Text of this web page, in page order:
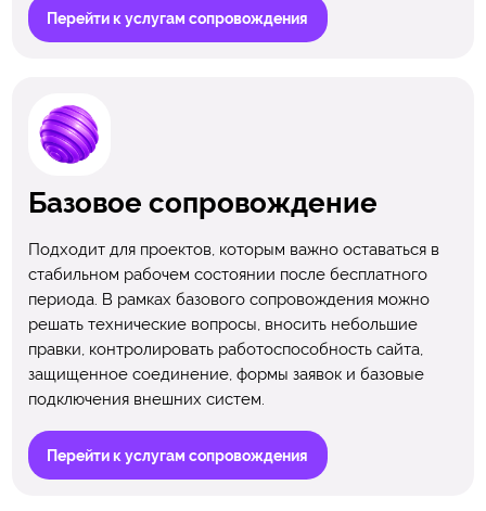
Перейти к услугам сопровождения
Базовое сопровождение
Подходит для проектов, которым важно оставаться в
стабильном рабочем состоянии после бесплатного
периода. В рамках базового сопровождения можно
решать технические вопросы, вносить небольшие
правки, контролировать работоспособность сайта,
защищенное соединение, формы заявок и базовые
подключения внешних систем.
Перейти к услугам сопровождения